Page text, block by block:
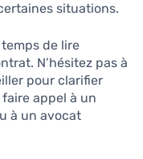
situations.
de lire
N’hésitez pas à
pour clarifier
appel à un
à un avocat